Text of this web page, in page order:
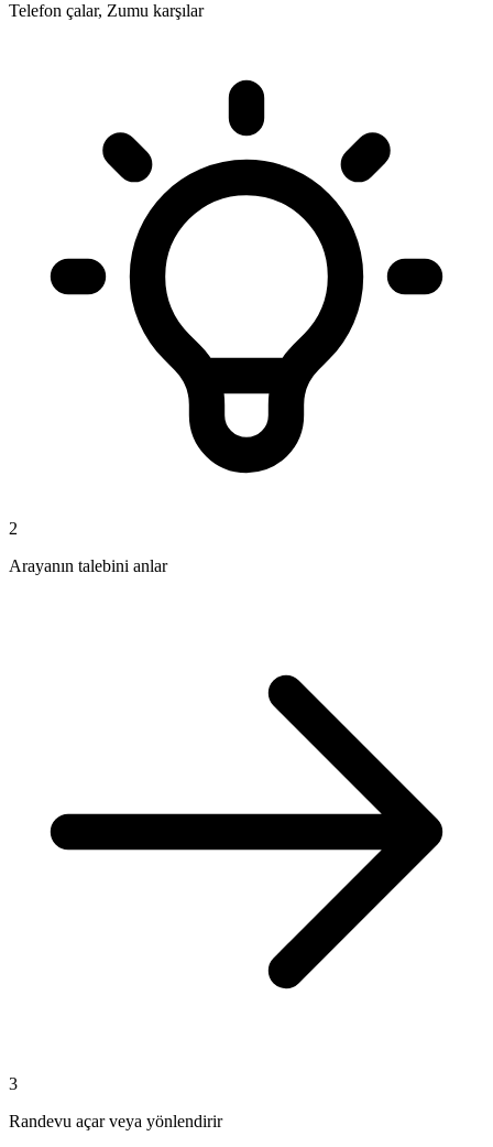
Telefon çalar, Zumu karşılar
2
Arayanın talebini anlar
3
Randevu açar veya yönlendirir